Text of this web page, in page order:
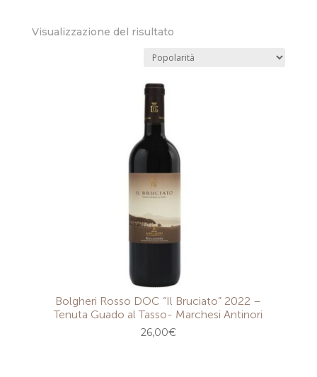
Visualizzazione del risultato
Bolgheri Rosso DOC “Il Bruciato” 2022 –
Tenuta Guado al Tasso- Marchesi Antinori
26,00€